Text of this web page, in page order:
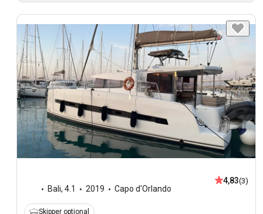
Bali, 4.1 2019 Capo d'Orlando
4,83(3)
Skipper optional